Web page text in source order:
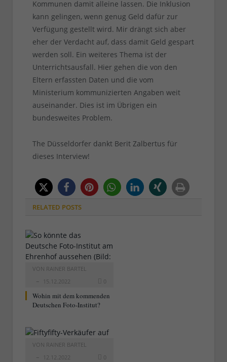
Kommunen damit alleine lassen. Die Inklusion
kann gelingen, wenn genug Geld dafür zur
Verfügung gestellt wird. Mir drängt sich aber
eher der Verdacht auf, dass damit Geld gespart
werden soll. Ein weiteres Thema ist der
Unterrichtsausfall. Hier gehen die von den
Eltern erfassten Daten und die vom
Ministerium kommunizierten Angaben weit
auseinander. Dies ist im Übrigen ein
bundesweites Problem.
The Düsseldorfer dankt Berit Zalbertus für
dieses Interview!
RELATED POSTS
VON RAINER BARTEL
15.12.2022
0
Wohin mit dem kommenden
Deutschen Foto-Institut?
VON RAINER BARTEL
12.12.2022
0